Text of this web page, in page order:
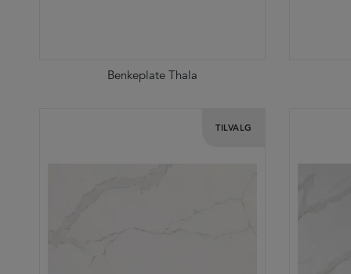
Benkeplate Thala
TILVALG